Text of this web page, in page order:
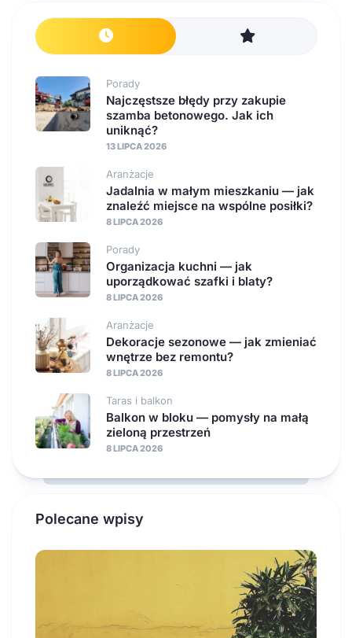
Porady
Najczęstsze błędy przy zakupie
szamba betonowego. Jak ich
uniknąć?
13 LIPCA 2026
Aranżacje
Jadalnia w małym mieszkaniu — jak
znaleźć miejsce na wspólne posiłki?
8 LIPCA 2026
Porady
Organizacja kuchni — jak
uporządkować szafki i blaty?
8 LIPCA 2026
Aranżacje
Dekoracje sezonowe — jak zmieniać
wnętrze bez remontu?
8 LIPCA 2026
Taras i balkon
Balkon w bloku — pomysły na małą
zieloną przestrzeń
8 LIPCA 2026
Polecane wpisy